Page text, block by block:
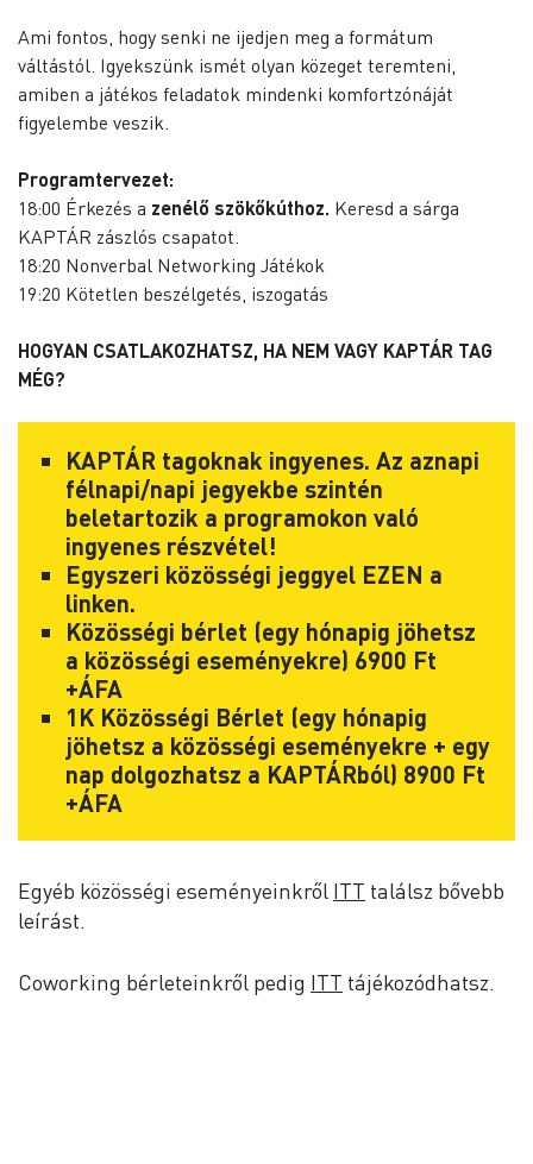
Ami fontos, hogy senki ne ijedjen meg a formátum
váltástól. Igyekszünk ismét olyan közeget teremteni,
amiben a játékos feladatok mindenki komfortzónáját
figyelembe veszik.
Programtervezet:
18:00 Érkezés a zenélő szökőkúthoz. Keresd a sárga
KAPTÁR zászlós csapatot.
18:20 Nonverbal Networking Játékok
19:20 Kötetlen beszélgetés, iszogatás
HOGYAN CSATLAKOZHATSZ, HA NEM VAGY KAPTÁR TAG
MÉG?
KAPTÁR tagoknak ingyenes. Az aznapi
félnapi/napi jegyekbe szintén
beletartozik a programokon való
ingyenes részvétel!
Egyszeri közösségi jeggyel EZEN a
linken.
Közösségi bérlet (egy hónapig jöhetsz
a közösségi eseményekre) 6900 Ft
+ÁFA
1K Közösségi Bérlet (egy hónapig
jöhetsz a közösségi eseményekre + egy
nap dolgozhatsz a KAPTÁRból) 8900 Ft
+ÁFA
Egyéb közösségi eseményeinkről ITT találsz bővebb
leírást.
Coworking bérleteinkről pedig ITT tájékozódhatsz.